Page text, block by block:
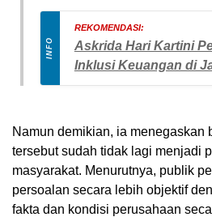
INFO
REKOMENDASI:
Askrida Hari Kartini
Inklusi Keuangan di
Namun demikian, ia menegaskan
tersebut sudah tidak lagi menjadi
masyarakat. Menurutnya, publik
persoalan secara lebih objektif
fakta dan kondisi perusahaan